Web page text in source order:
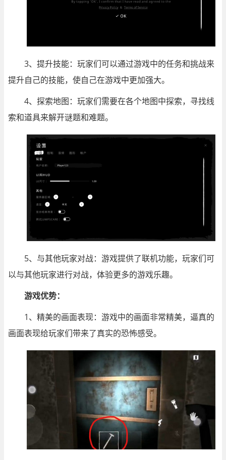
3、提升技能：玩家们可以通过游戏中的任务和挑战来
提升自己的技能，使自己在游戏中更加强大。
4、探索地图：玩家们需要在各个地图中探索，寻找线
索和道具来解开谜题和难题。
5、与其他玩家对战：游戏提供了联机功能，玩家们可
以与其他玩家进行对战，体验更多的游戏乐趣。
游戏优势：
1、精美的画面表现：游戏中的画面非常精美，逼真的
画面表现给玩家们带来了真实的恐怖感受。